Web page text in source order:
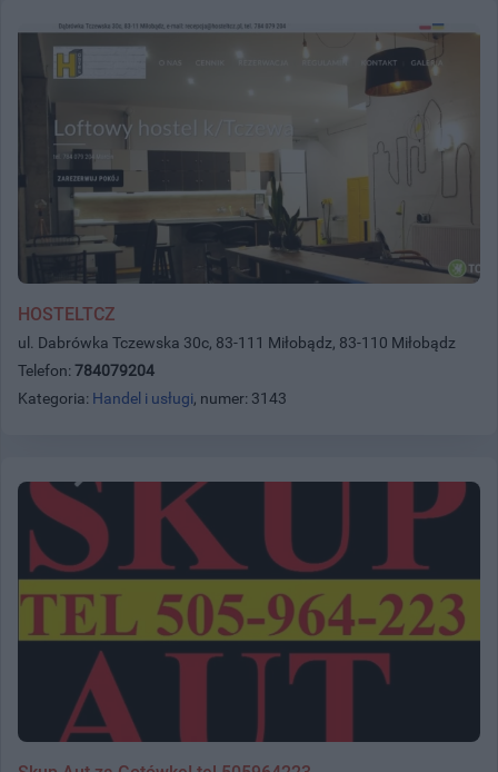
HOSTELTCZ
ul. Dabrówka Tczewska 30c, 83-111 Miłobądz, 83-110 Miłobądz
Telefon: 784079204
Kategoria: Handel i usługi, numer: 3143